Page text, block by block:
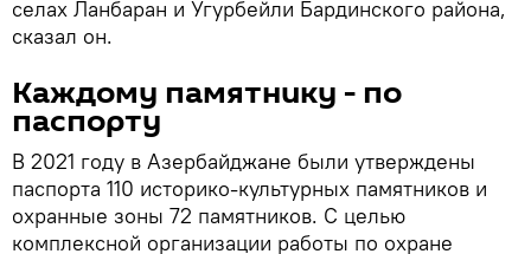
селах Ланбаран и Угурбейли Бардинского района,
сказал он.
Каждому памятнику - по
паспорту
В 2021 году в Азербайджане были утверждены
паспорта 110 историко-культурных памятников и
охранные зоны 72 памятников. С целью
комплексной организации работы по охране